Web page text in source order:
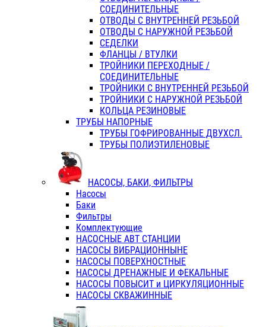
СОЕДИНИТЕЛЬНЫЕ
ОТВОДЫ С ВНУТРЕННЕЙ РЕЗЬБОЙ
ОТВОДЫ С НАРУЖНОЙ РЕЗЬБОЙ
СЕДЕЛКИ
ФЛАНЦЫ / ВТУЛКИ
ТРОЙНИКИ ПЕРЕХОДНЫЕ /
СОЕДИНИТЕЛЬНЫЕ
ТРОЙНИКИ С ВНУТРЕННЕЙ РЕЗЬБОЙ
ТРОЙНИКИ С НАРУЖНОЙ РЕЗЬБОЙ
КОЛЬЦА РЕЗИНОВЫЕ
ТРУБЫ НАПОРНЫЕ
ТРУБЫ ГОФРИРОВАННЫЕ ДВУХСЛ.
ТРУБЫ ПОЛИЭТИЛЕНОВЫЕ
НАСОСЫ, БАКИ, ФИЛЬТРЫ
Насосы
Баки
Фильтры
Комплектующие
НАСОСНЫЕ АВТ СТАНЦИИ
НАСОСЫ ВИБРАЦИОННЫНЕ
НАСОСЫ ПОВЕРХНОСТНЫЕ
НАСОСЫ ДРЕНАЖНЫЕ И ФЕКАЛЬНЫЕ
НАСОСЫ ПОВЫСИТ и ЦИРКУЛЯЦИОННЫЕ
НАСОСЫ СКВАЖИННЫЕ